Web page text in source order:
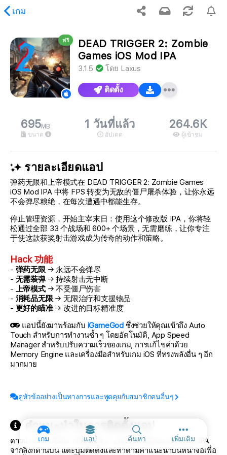
เกม
เกม แอป ค้นหา เพิ่มเติมตัวเลือกเพิ่ม
เนื้อหาที่ร้องขอ
ฟรี
DEAD TRIGGER 2: Zombie
Games iOS Mod IPA
3.1.5 โดย Laxus
ติดตั้ง
695MB
ขนาด
1 วันที่แล้ว
อัปเดต
264.6K
ผู้เข้าชม
รายละเอียดแอป
弹药无限和上帝模式在 DEAD TRIGGER 2: Zombie Games
iOS Mod IPA 中将 FPS 转变为无敌的僵尸屠杀体验，让你永远
不会弹尽粮绝，在每次遭遇中都能生存。
停止管理资源，开始主宰末日：使用这个修改版 IPA，你将轻
松通过全部 33 个战场和 600+ 个场景，无需磨练，让你专注
于使这款获奖射击游戏成为传奇的动作和策略。
Hack 功能
- 弹药无限→ 永远不会弹尽
- 无需装弹→ 持续射击无中断
- 上帝模式→ 不受僵尸伤害
- 消耗品无限→ 无限治疗和支援物品
- 更好的瞄准→ 改进的目标精准度
แอปนี้ยังมาพร้อมกับ iGameGod ซึ่งช่วยให้คุณเข้าถึง Auto
Touch สำหรับการทำงานซ้ำ ๆ โดยอัตโนมัติ, App Speed
Manager สำหรับปรับความเร็วของเกม, การแก้ไขค่าด้วย
Memory Engine และเครื่องมือสำหรับเกม iOS ที่ทรงพลังอื่น ๆ อีก
มากมาย
ดูหัวข้ออย่างเป็นทางการและพูดคุยกับสมาชิกคนอื่นๆ
คำแนะนำในการติดตั้งแอป
ดาวน์โหลดDEAD TRIGGER 2: Zombie Games iOS Mod IPA
จากลิงก์ด้านบน แตะปุ่มติดตั้งและทำตามคำแนะนำบนหน้าจอเพื่อ